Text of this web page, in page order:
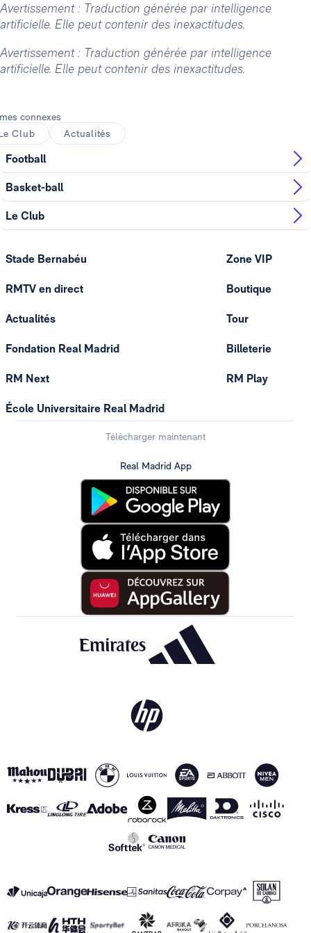
Avertissement : Traduction générée par intelligence
artificielle. Elle peut contenir des inexactitudes.
Avertissement : Traduction générée par intelligence
artificielle. Elle peut contenir des inexactitudes.
connexes
Club
Actualités
Football
Basket-ball
Le Club
Stade Bernabéu
RMTV en direct
Actualités
Fondation Real Madrid
RM Next
École Universitaire Real Madrid
Zone VIP
Boutique
Tour
Billeterie
RM Play
Télécharger maintenant
Real Madrid App